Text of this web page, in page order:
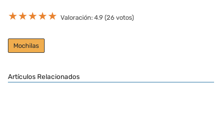
★★★★★ Valoración: 4.9 (26 votos)
Mochilas
Artículos Relacionados